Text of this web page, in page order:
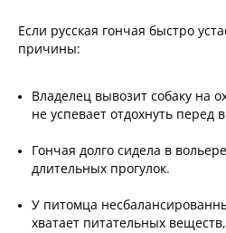
Если русская гончая быстро
причины:
Владелец вывозит собаку на
не успевает отдохнуть перед
Гончая долго сидела в
длительных прогулок.
У питомца
хватает питательных